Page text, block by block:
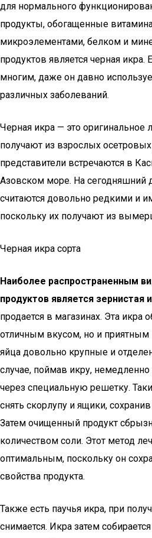
для нормального
продукты, обогащенные
микроэлементами, белком и
продуктов является черная икра.
многим, даже он давно
различных заболеваний.
Черная икра — это оригинальное
получают из взрослых
представители встречаются в
Азовском море. На сегодняшний
считаются довольно редкими и
поскольку их получают из
Черная икра сорта
Наиболее распространенным
продуктов является зернистая
продается в магазинах. Эта икра
отличным вкусом, но и
яйца довольно крупные и
случае, поймав икру, немедленно
через специальную решетку.
снять скорлупу и ящики,
Затем очищенный продукт
количеством соли. Этот метод
оптимальным, поскольку он
свойства продукта.
Также есть паучья икра, при
снимается. Икра затем